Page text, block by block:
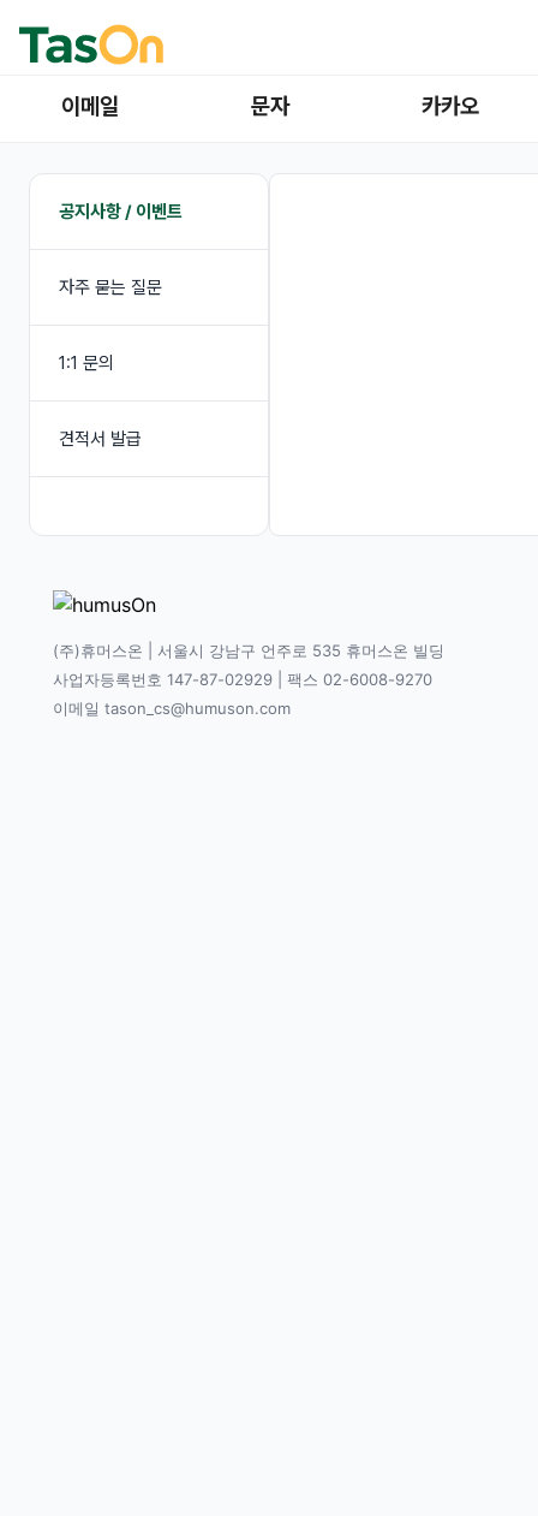
이메일 문자 카카오
공지사항 / 이벤트
자주 묻는 질문
1:1 문의
견적서 발급
(주)휴머스온 | 서울시 강남구 언주로 535 휴머스온 빌딩
사업자등록번호 147-87-02929 | 팩스 02-6008-9270
이메일 tason_cs@humuson.com